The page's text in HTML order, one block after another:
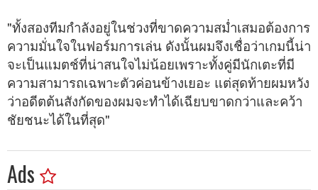
"ทั้งสองทีมกำลังอยู่ในช่วงที่ขาดความสม่ำเสมอต้องการ
ความมั่นใจในฟอร์มการเล่น ดังนั้นผมจึงเชื่อว่าเกมนี้น่า
จะเป็นแมตช์ที่น่าสนใจไม่น้อยเพราะทั้งคู่มีนักเตะที่มี
ความสามารถเฉพาะตัวค่อนข้างเยอะ แต่สุดท้ายผมหวัง
ว่าอดีตต้นสังกัดของผมจะทำได้เฉียบขาดกว่าและคว้า
ชัยชนะได้ในที่สุด"
Ads